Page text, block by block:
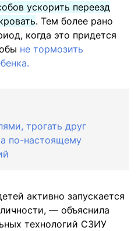
ускорить переезд
. Тем более рано
когда это придется
не тормозить
трогать друг
по-настоящему
активно запускается
— объяснила
технологий СЗИУ